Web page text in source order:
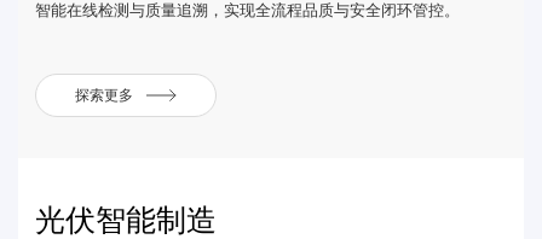
智能在线检测与质量追溯，实现全流程品质与安全闭环管控。
探索更多
光伏智能制造